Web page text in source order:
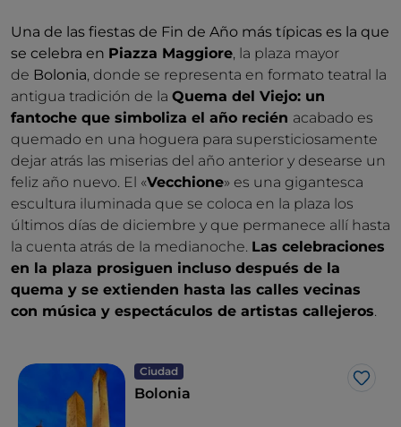
Una de las fiestas de Fin de Año más típicas es la que
se celebra en Piazza Maggiore , la plaza mayor
de Bolonia , donde se representa en formato teatral la
antigua tradición de la Quema del Viejo: un
fantoche que simboliza el año recién acabado es
quemado en una hoguera para supersticiosamente
dejar atrás las miserias del año anterior y desearse un
feliz año nuevo. El «Vecchione» es una gigantesca
escultura iluminada que se coloca en la plaza los
últimos días de diciembre y que permanece allí hasta
la cuenta atrás de la medianoche. Las celebraciones
en la plaza prosiguen incluso después de la
quema y se extienden hasta las calles vecinas
con música y espectáculos de artistas callejeros
Ciudad
Me
Bolonia